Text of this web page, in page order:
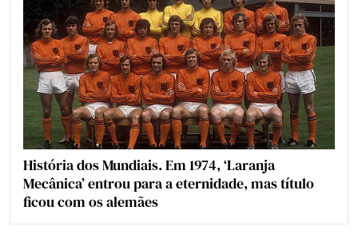
História dos Mundiais. Em 1974, ‘Laranja
Mecânica’ entrou para a eternidade, mas título
ficou com os alemães